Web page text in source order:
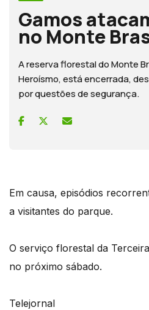
Gamos
no Monte
A reserva florestal do Monte
Heroísmo, está encerrada,
por questões de segurança.
Em causa, episódios
a visitantes do parque.
O serviço florestal da
no próximo sábado.
Telejornal